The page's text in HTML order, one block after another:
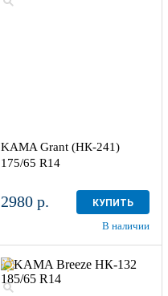
KAMA Grant (НК-241)
175/65 R14
2980 р. КУПИТЬ
В наличии